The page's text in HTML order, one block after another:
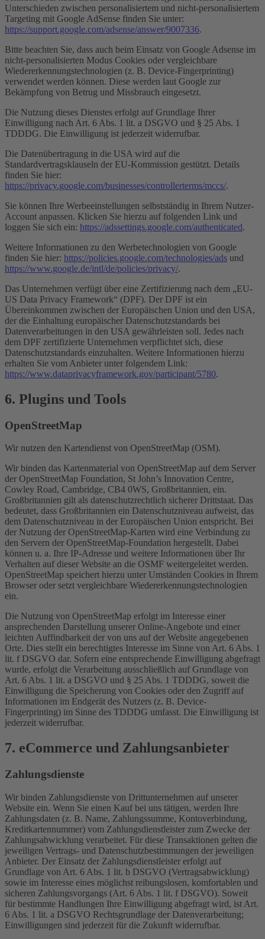
Unterschieden zwischen personalisiertem und nicht-personalisiertem
Targeting mit Google AdSense finden Sie unter:
https://support.google.com/adsense/answer/9007336.
Bitte beachten Sie, dass auch beim Einsatz von Google Adsense im
nicht-personalisierten Modus Cookies oder vergleichbare
Wiedererkennungstechnologien (z. B. Device-Fingerprinting)
verwendet werden können. Diese werden laut Google zur
Bekämpfung von Betrug und Missbrauch eingesetzt.
Die Nutzung dieses Dienstes erfolgt auf Grundlage Ihrer
Einwilligung nach Art. 6 Abs. 1 lit. a DSGVO und § 25 Abs. 1
TDDDG. Die Einwilligung ist jederzeit widerrufbar.
Die Datenübertragung in die USA wird auf die
Standardvertragsklauseln der EU-Kommission gestützt. Details
finden Sie hier:
https://privacy.google.com/businesses/controllerterms/mccs/.
Sie können Ihre Werbeeinstellungen selbstständig in Ihrem Nutzer-
Account anpassen. Klicken Sie hierzu auf folgenden Link und
loggen Sie sich ein: https://adssettings.google.com/authenticated.
Weitere Informationen zu den Werbetechnologien von Google
finden Sie hier: https://policies.google.com/technologies/ads und
https://www.google.de/intl/de/policies/privacy/.
Das Unternehmen verfügt über eine Zertifizierung nach dem „EU-
US Data Privacy Framework“ (DPF). Der DPF ist ein
Übereinkommen zwischen der Europäischen Union und den USA,
der die Einhaltung europäischer Datenschutzstandards bei
Datenverarbeitungen in den USA gewährleisten soll. Jedes nach
dem DPF zertifizierte Unternehmen verpflichtet sich, diese
Datenschutzstandards einzuhalten. Weitere Informationen hierzu
erhalten Sie vom Anbieter unter folgendem Link:
https://www.dataprivacyframework.gov/participant/5780.
6. Plugins und Tools
OpenStreetMap
Wir nutzen den Kartendienst von OpenStreetMap (OSM).
Wir binden das Kartenmaterial von OpenStreetMap auf dem Server
der OpenStreetMap Foundation, St John’s Innovation Centre,
Cowley Road, Cambridge, CB4 0WS, Großbritannien, ein.
Großbritannien gilt als datenschutzrechtlich sicherer Drittstaat. Das
bedeutet, dass Großbritannien ein Datenschutzniveau aufweist, das
dem Datenschutzniveau in der Europäischen Union entspricht. Bei
der Nutzung der OpenStreetMap-Karten wird eine Verbindung zu
den Servern der OpenStreetMap-Foundation hergestellt. Dabei
können u. a. Ihre IP-Adresse und weitere Informationen über Ihr
Verhalten auf dieser Website an die OSMF weitergeleitet werden.
OpenStreetMap speichert hierzu unter Umständen Cookies in Ihrem
Browser oder setzt vergleichbare Wiedererkennungstechnologien
ein.
Die Nutzung von OpenStreetMap erfolgt im Interesse einer
ansprechenden Darstellung unserer Online-Angebote und einer
leichten Auffindbarkeit der von uns auf der Website angegebenen
Orte. Dies stellt ein berechtigtes Interesse im Sinne von Art. 6 Abs. 1
lit. f DSGVO dar. Sofern eine entsprechende Einwilligung abgefragt
wurde, erfolgt die Verarbeitung ausschließlich auf Grundlage von
Art. 6 Abs. 1 lit. a DSGVO und § 25 Abs. 1 TDDDG, soweit die
Einwilligung die Speicherung von Cookies oder den Zugriff auf
Informationen im Endgerät des Nutzers (z. B. Device-
Fingerprinting) im Sinne des TDDDG umfasst. Die Einwilligung ist
jederzeit widerrufbar.
7. eCommerce und Zahlungs­anbieter
Zahlungsdienste
Wir binden Zahlungsdienste von Drittunternehmen auf unserer
Website ein. Wenn Sie einen Kauf bei uns tätigen, werden Ihre
Zahlungsdaten (z. B. Name, Zahlungssumme, Kontoverbindung,
Kreditkartennummer) vom Zahlungsdienstleister zum Zwecke der
Zahlungsabwicklung verarbeitet. Für diese Transaktionen gelten die
jeweiligen Vertrags- und Datenschutzbestimmungen der jeweiligen
Anbieter. Der Einsatz der Zahlungsdienstleister erfolgt auf
Grundlage von Art. 6 Abs. 1 lit. b DSGVO (Vertragsabwicklung)
sowie im Interesse eines möglichst reibungslosen, komfortablen und
sicheren Zahlungsvorgangs (Art. 6 Abs. 1 lit. f DSGVO). Soweit
für bestimmte Handlungen Ihre Einwilligung abgefragt wird, ist Art.
6 Abs. 1 lit. a DSGVO Rechtsgrundlage der Datenverarbeitung;
Einwilligungen sind jederzeit für die Zukunft widerrufbar.